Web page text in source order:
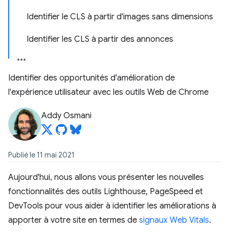
Identifier le CLS à partir d'images sans dimensions
Identifier les CLS à partir des annonces
Identifier des opportunités d'amélioration de
l'expérience utilisateur avec les outils Web de Chrome
Addy Osmani
Publié le 11 mai 2021
Aujourd'hui, nous allons vous présenter les nouvelles
fonctionnalités des outils Lighthouse, PageSpeed et
DevTools pour vous aider à identifier les améliorations à
apporter à votre site en termes de signaux Web Vitals.